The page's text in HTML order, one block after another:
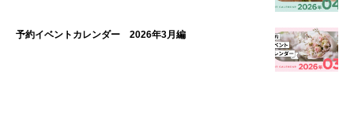
予約イベントカレンダー 2026年3月編